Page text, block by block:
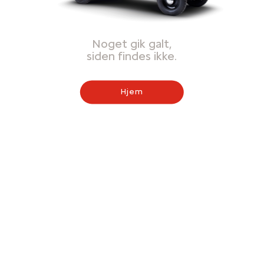
Noget gik galt,
siden findes ikke.
Hjem